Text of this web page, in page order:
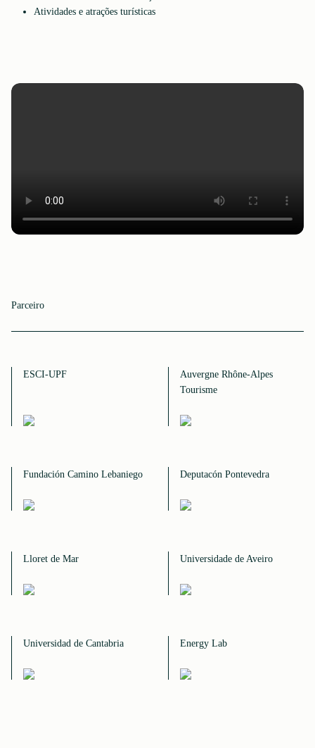
Atividades e atrações turísticas
Parceiro
ESCI-UPF
Auvergne Rhône-Alpes
Tourisme
Fundación Camino Lebaniego Deputacón Pontevedra
Lloret de Mar Universidade de Aveiro
Universidad de Cantabria Energy Lab